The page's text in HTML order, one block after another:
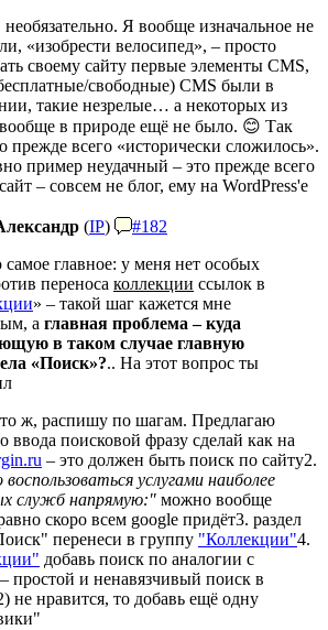
Я вообще изначальное не
«изобрести велосипед», – просто
своему сайту первые элементы CMS,
свободные) CMS были в
такие незрелые… а некоторых из
в природе ещё не было. 😊 Так
прежде всего «исторически сложилось».
пример неудачный – это прежде всего
– совсем не блог, ему на WordPress'е
(IP)
#182
главное: у меня нет особых
переноса коллекции ссылок в
» – такой шаг кажется мне
а главная проблема – куда
в таком случае главную
«Поиск»?.. На этот вопрос ты
ж, распишу по шагам. Предлагаю
ввода поисковой фразу сделай как на
– это должен быть поиск по сайту2.
услугами наиболее
служб напрямую:" можно вообще
скоро всем google придёт3. раздел
перенеси в группу "Коллекции"4.
добавь поиск по аналогии с
– простой и ненавязчивый поиск в
не нравится, то добавь ещё одну